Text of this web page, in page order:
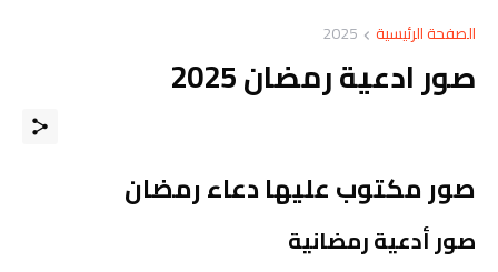
الصفحة الرئيسية 2025
صور ادعية رمضان 2025
صور مكتوب عليها دعاء رمضان
صور أدعية رمضانية